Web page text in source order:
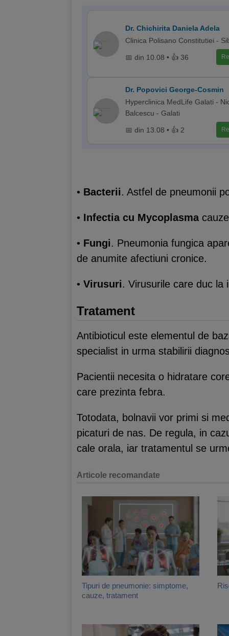
Dr. Chichirita Daniela Adela
Clinica Polisano Constitutiei -
📅 din 10.08 • 👍 36
Dr. Popovici George-Cosmin
Hyperclinica MedLife Galati -
Balcescu - Galati
📅 din 13.08 • 👍 2
• Bacterii. Astfel de pneumonii
• Infectia cu Mycoplasma
• Fungi. Pneumonia fungica
de anumite afectiuni cronice.
• Virusuri. Virusurile care duc la
Tratament
Antibioticul este elementul de
specialist in urma stabilirii
Pacientii necesita o hidratare
care prezinta febra.
Totodata, bolnavii vor primi si
picaturi de nas. De regula, in
cale orala, iar tratamentul se
Articole recomandate
Tipuri de pneumonie: simptome,
cauze, tratament